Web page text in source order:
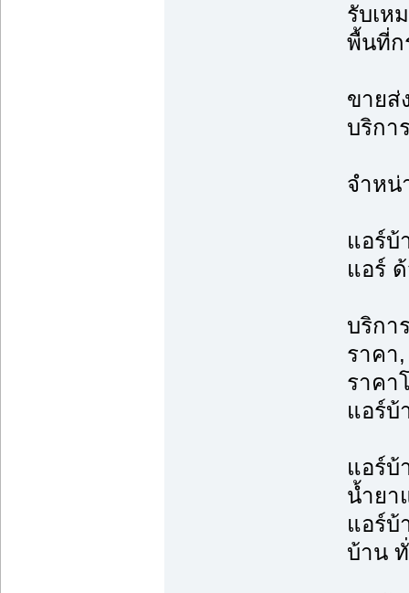
รับเห
พื้นที่ก
ขายส่
บริกา
จำหน่
แอร์บ้
แอร์
บริกา
ราคา
ราคา
แอร์บ้
แอร์บ้
น้ำยา
แอร์บ้
บ้าน